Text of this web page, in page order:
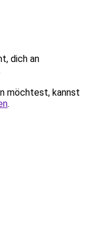
dich an
möchtest, kannst
.